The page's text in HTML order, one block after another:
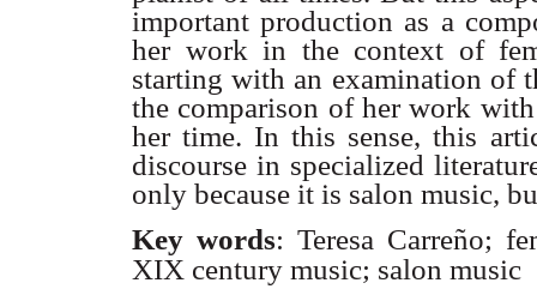
important production as a
her work in the context of
starting with an examination of
the comparison of her work
her time. In this sense, this
discourse in specialized
only because it is salon music,
Key words: Teresa Carreño;
XIX century music; salon music